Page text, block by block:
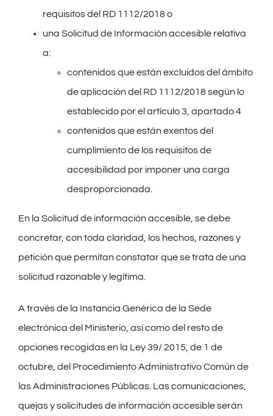
requisitos del RD 1112/2018 o
una Solicitud de Información accesible relativa
a:
contenidos que están excluidos del ámbito
de aplicación del RD 1112/2018 según lo
establecido por el artículo 3, apartado 4
contenidos que están exentos del
cumplimiento de los requisitos de
accesibilidad por imponer una carga
desproporcionada.
En la Solicitud de información accesible, se debe
concretar, con toda claridad, los hechos, razones y
petición que permitan constatar que se trata de una
solicitud razonable y legítima.
A través de la Instancia Genérica de la Sede
electrónica del Ministerio, así como del resto de
opciones recogidas en la Ley 39/ 2015, de 1 de
octubre, del Procedimiento Administrativo Común de
las Administraciones Públicas. Las comunicaciones,
quejas y solicitudes de información accesible serán